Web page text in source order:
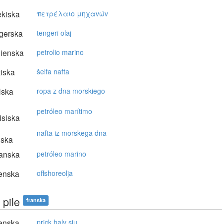
πετρέλαιo μηχαvώv
tengeri olaj
petrolio marino
šelfa nafta
ropa z dna morskiego
petróleo marítimo
nafta iz morskega dna
petróleo marino
offshoreolja
pile franska